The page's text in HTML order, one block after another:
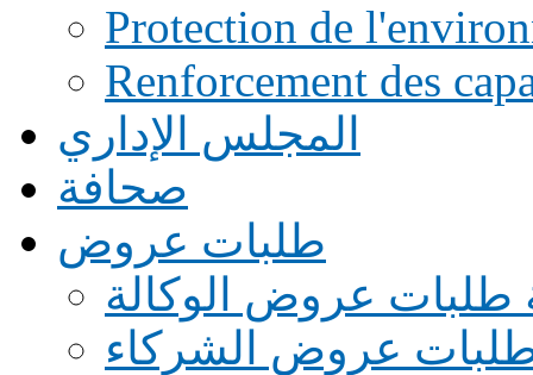
Protection de
Renforcement des
المجلس الإداري
صحافة
طلبات عروض
طلبات عروض الوكالة
طلبات عروض الشركاء